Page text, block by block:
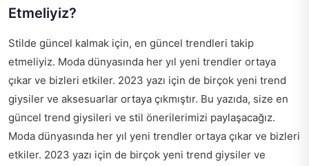
Etmeliyiz?
Stilde güncel kalmak için, en güncel trendleri takip
etmeliyiz. Moda dünyasında her yıl yeni trendler ortaya
çıkar ve bizleri etkiler. 2023 yazı için de birçok yeni trend
giysiler ve aksesuarlar ortaya çıkmıştır. Bu yazıda, size en
güncel trend giysileri ve stil önerilerimizi paylaşacağız.
Moda dünyasında her yıl yeni trendler ortaya çıkar ve bizleri
etkiler. 2023 yazı için de birçok yeni trend giysiler ve